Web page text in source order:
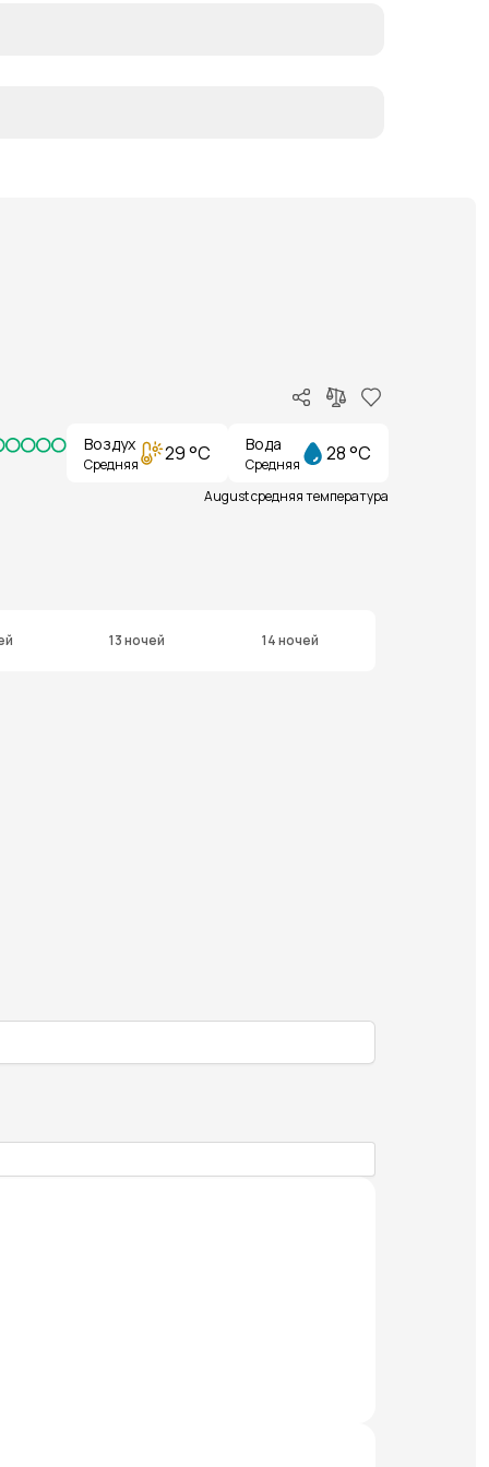
Воздух
Средняя 29 °C Вода
Средняя 28 °C
August средняя температура
13 ночей 14 ночей